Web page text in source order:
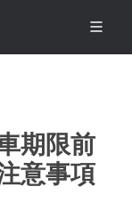
期限前
意事項